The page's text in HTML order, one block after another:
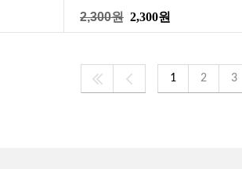
2,300원 2,300원
1 2 3